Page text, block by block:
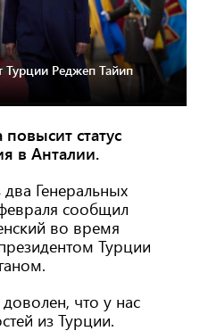
Турции Реджеп Тайип
статус
в Анталии.
Генеральных
сообщил
во время
Турции
что у нас
из Турции.